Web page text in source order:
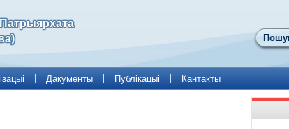
Патрыярхата
Пошук
Дакументы Публікацыі Кантакты